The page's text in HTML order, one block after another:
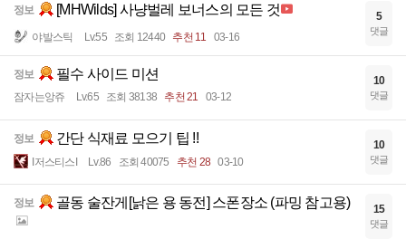
정보 [MHWilds] 사냥벌레 보너스의 모든 것
야발스틱 Lv.55 조회 12440 추천 11 03-16
5
댓글
정보 필수 사이드 미션
잠자는앙쥬 Lv.65 조회 38138 추천 21 03-12
10
댓글
정보 간단 식재료 모으기 팁 !!
I저스티스I Lv.86 조회 40075 추천 28 03-10
10
댓글
정보 골동 술잔게[낡은 용 동전] 스폰장소 (파밍 참고용) 15
댓글